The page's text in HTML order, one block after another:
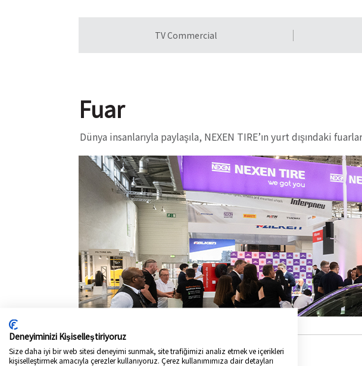
TV Commercial
Fuar
Dünya insanlarıyla paylaşıla, NEXEN TIRE’ın yurt dışındaki
Yıl 2009 SEMA SHOW
Deneyiminizi Kişiselleştiriyoruz
Size daha iyi bir web sitesi deneyimi sunmak, site trafiğimizi analiz etmek ve içerikleri
kişiselleştirmek amacıyla çerezler kullanıyoruz. Çerez kullanımımıza dair detayları